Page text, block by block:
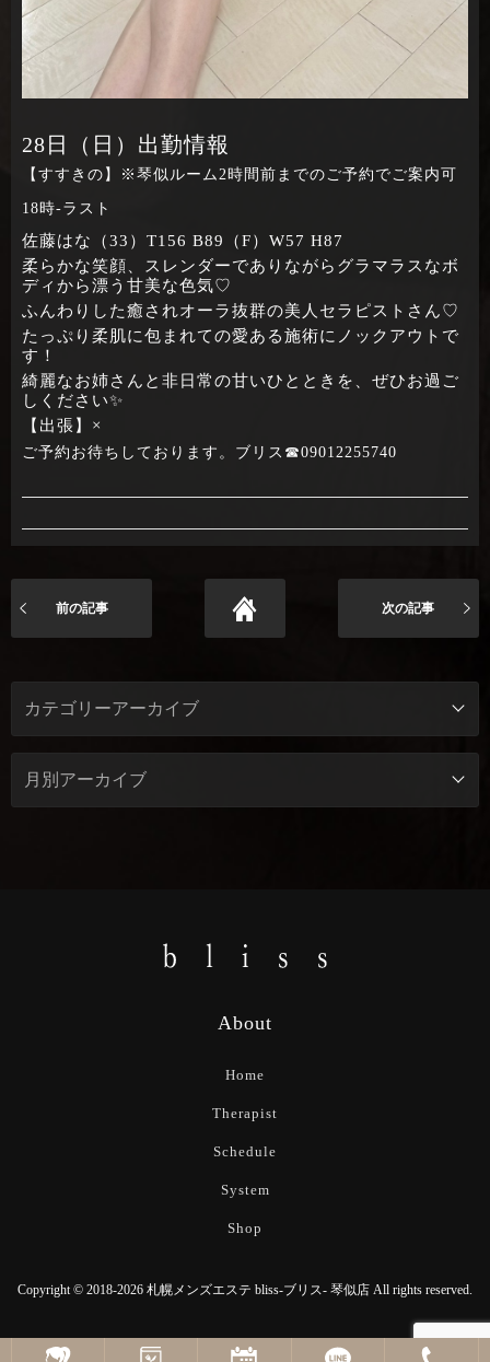
28日（日）出勤情報
【すすきの】※琴似ルーム2時間前までのご予約でご案内可
18時‐ラスト
佐藤はな（33）T156 B89（F）W57 H87
柔らかな笑顔、スレンダーでありながらグラマラスなボ
ディから漂う甘美な色気♡
ふんわりした癒されオーラ抜群の美人セラピストさん♡
たっぷり柔肌に包まれての愛ある施術にノックアウトで
す！
綺麗なお姉さんと非日常の甘いひとときを、ぜひお過ご
しください✨
【出張】×
ご予約お待ちしております。ブリス☎09012255740
前の記事 次の記事
About
Home
Therapist
Schedule
System
Shop
Copyright © 2018-2026 札幌メンズエステ bliss-ブリス- 琴似店 All rights reserved.